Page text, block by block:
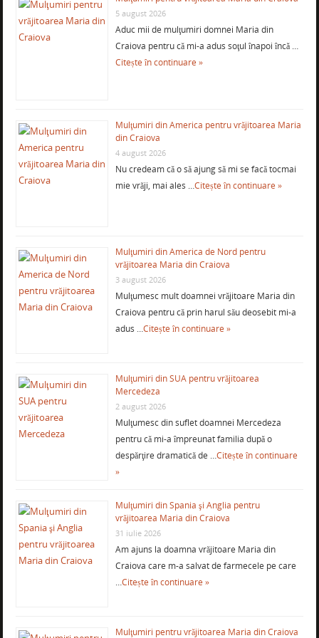
5 august 2026
Aduc mii de mulţumiri domnei Maria din
Craiova pentru că mi-a adus soţul înapoi încă …
Citește în continuare »
Mulţumiri din America pentru vrăjitoarea Maria
din Craiova
4 august 2026
Nu credeam că o să ajung să mi se facă tocmai
mie vrăji, mai ales …Citește în continuare »
Mulţumiri din America de Nord pentru
vrăjitoarea Maria din Craiova
3 august 2026
Mulţumesc mult doamnei vrăjitoare Maria din
Craiova pentru că prin harul său deosebit mi-a
adus …Citește în continuare »
Mulţumiri din SUA pentru vrăjitoarea
Mercedeza
2 august 2026
Mulţumesc din suflet doamnei Mercedeza
pentru că mi-a împreunat familia după o
despărţire dramatică de …Citește în continuare
»
Mulţumiri din Spania şi Anglia pentru
vrăjitoarea Maria din Craiova
31 iulie 2026
Am ajuns la doamna vrăjitoare Maria din
Craiova care m-a salvat de farmecele pe care
…Citește în continuare »
Mulţumiri pentru vrăjitoarea Maria din Craiova